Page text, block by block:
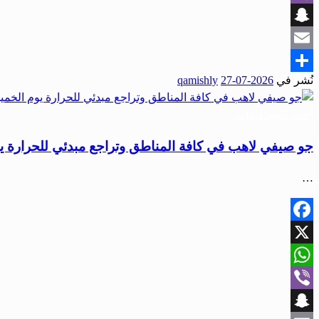
Viber
Snapchat
Email
Share
نُشر في 2026-07-27
qamishly
جو صيفي لاهب في كافة المناطق وتراجع مبدئي للحرارة
…
Facebook
X
WhatsApp
Viber